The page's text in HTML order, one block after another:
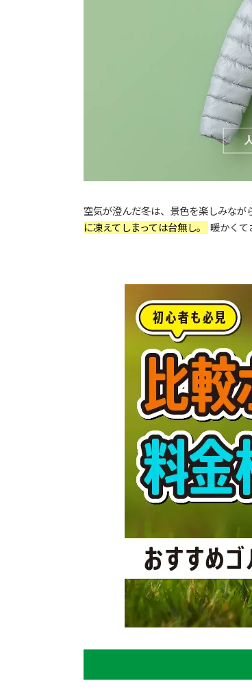
空気が澄んだ冬は、景色を楽しみなが
に凍えてしまっては台無し。
暖かくて